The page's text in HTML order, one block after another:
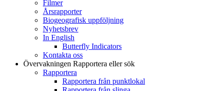
Filmer
Årsrapporter
Biogeografisk uppföljning
Nyhetsbrev
In English
Butterfly Indicators
Kontakta oss
Övervakningen Rapportera eller sök
Rapportera
Rapportera från punktlokal